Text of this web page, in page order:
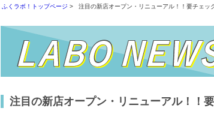
ふくラボ！トップページ 注目の新店オープン・リニューアル！！要チェッ
注目の新店オープン・リニューアル！！